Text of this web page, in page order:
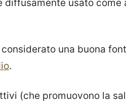
usato come
una buona
.
(che promuovono la